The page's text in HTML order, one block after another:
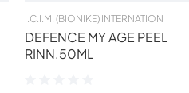
I.C.I.M. (BIONIKE) INTERNATION
DEFENCE MY AGE PEEL
RINN.50ML